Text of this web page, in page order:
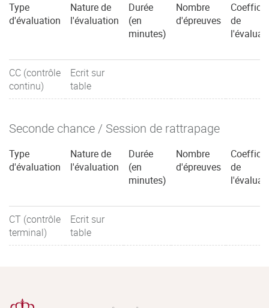
Type
d'évaluation
Nature de
l'évaluation
Durée
(en
minutes)
Nombre
d'épreuves
de
CC (contrôle
continu)
Ecrit sur
table
Seconde chance / Session de rattrapage
Type
d'évaluation
Nature de
l'évaluation
Durée
(en
minutes)
Nombre
d'épreuves
de
CT (contrôle
terminal)
Ecrit sur
table